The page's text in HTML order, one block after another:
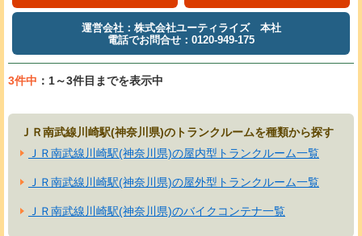
運営会社：株式会社ユーティライズ 本社
電話でお問合せ：0120-949-175
3件中 ：1～3件目までを表示中
ＪＲ南武線川崎駅(神奈川県)のトランクルームを種類から探す
ＪＲ南武線川崎駅(神奈川県)の屋内型トランクルーム一覧
ＪＲ南武線川崎駅(神奈川県)の屋外型トランクルーム一覧
ＪＲ南武線川崎駅(神奈川県)のバイクコンテナ一覧